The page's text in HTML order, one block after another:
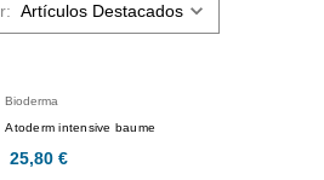
Bioderma
Atoderm intensive baume
25,80 €